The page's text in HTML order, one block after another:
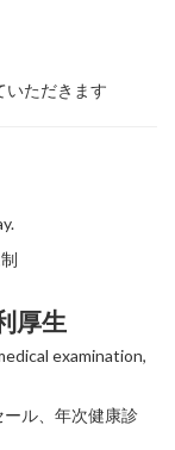
ただきます
厚生
examination,
ル、年次健康診